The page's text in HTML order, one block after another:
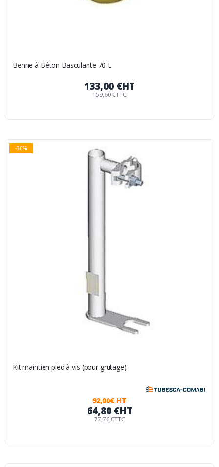
Benne à Béton Basculante 70 L
133,00 €HT
159,60 €TTC
-30%
Kit maintien pied à vis (pour grutage)
92,00€ HT
64,80 €HT
77,76 €TTC